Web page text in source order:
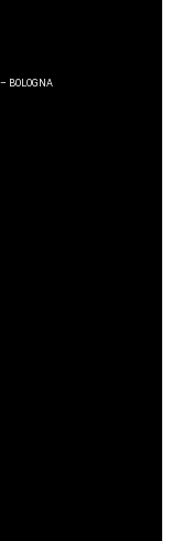
BOLOGNA